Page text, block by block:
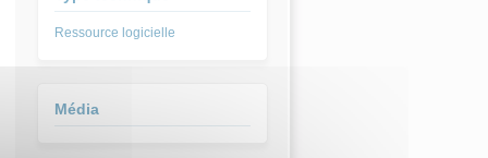
Ressource logicielle
Média